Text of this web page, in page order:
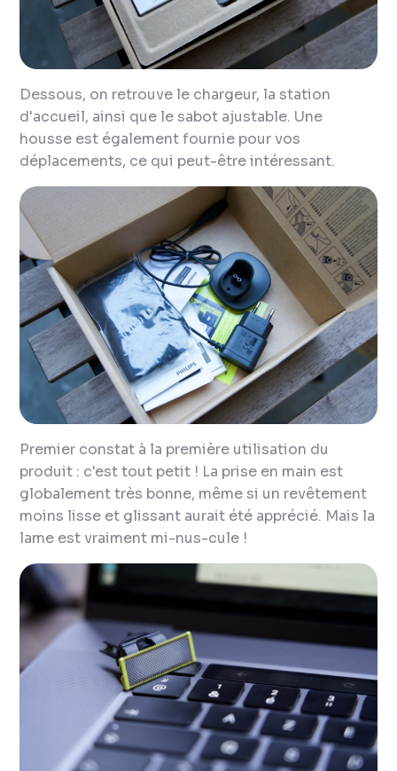
Dessous, on retrouve le chargeur, la station
d'accueil, ainsi que le sabot ajustable. Une
housse est également fournie pour vos
déplacements, ce qui peut-être intéressant.
Premier constat à la première utilisation du
produit : c'est tout petit ! La prise en main est
globalement très bonne, même si un revêtement
moins lisse et glissant aurait été apprécié. Mais la
lame est vraiment mi-nus-cule !